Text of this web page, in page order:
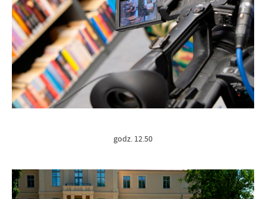
godz. 12.50